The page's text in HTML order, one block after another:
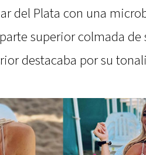
del Plata con una
superior colmada de
destacaba por su